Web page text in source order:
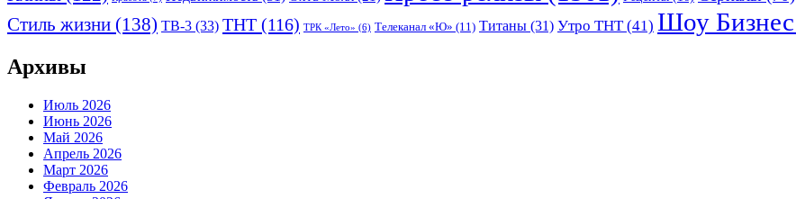
Стиль жизни (138) ТВ-3 (33) ТНТ (116) ТРК «Лето» (6) Телеканал «Ю» (11) Титаны (31) Утро ТНТ(41) Шоу Бизнес
Архивы
Июль 2026
Июнь 2026
Май 2026
Апрель 2026
Март 2026
Февраль 2026